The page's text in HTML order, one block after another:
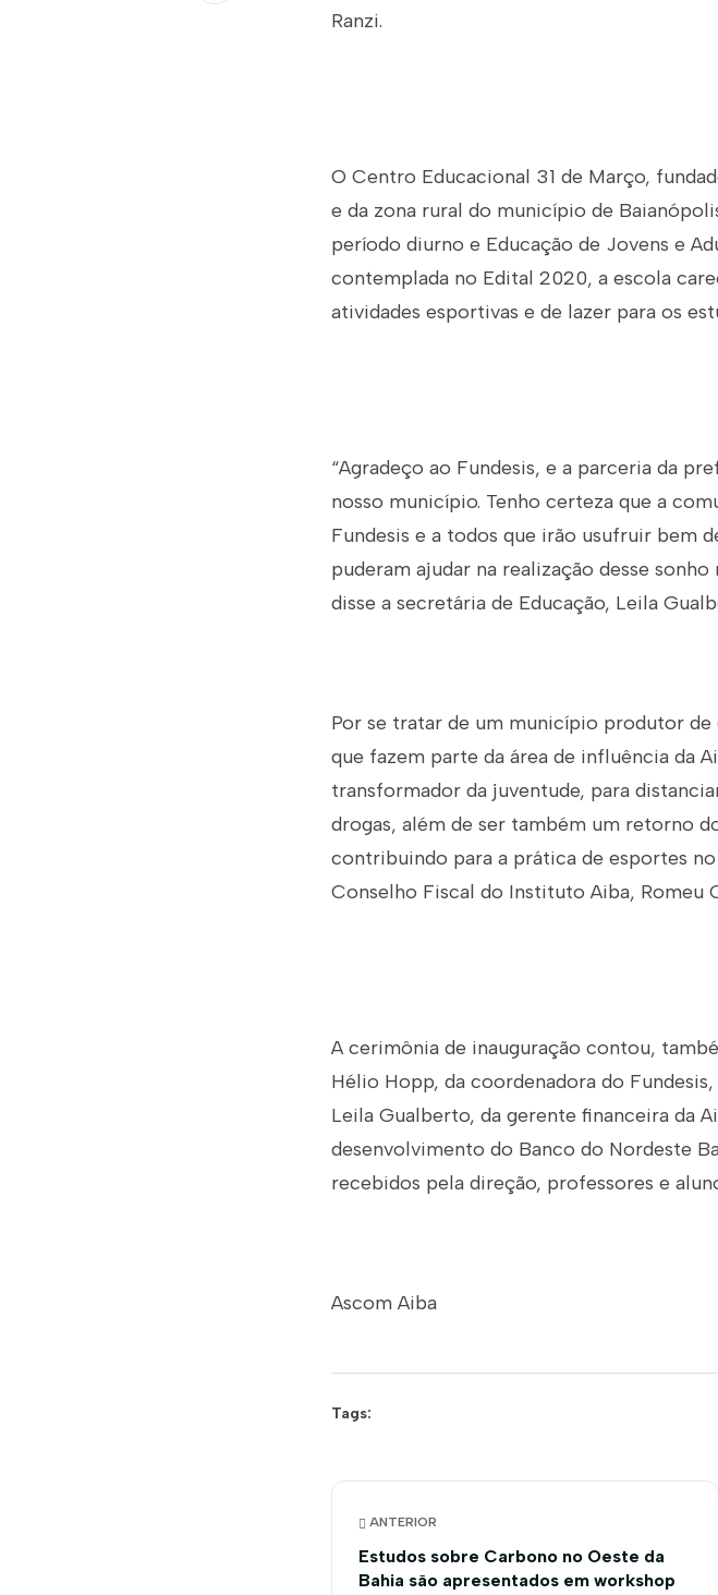
Ranzi.
O Centro Educacional 31 de Março,
e da zona rural do município de
período diurno e Educação de Jovens e
contemplada no Edital 2020, a escola
atividades esportivas e de lazer para os
“Agradeço ao Fundesis, e a parceria da
nosso município. Tenho certeza que a
Fundesis e a todos que irão usufruir bem
puderam ajudar na realização desse
disse a secretária de Educação, Leila
Por se tratar de um município produtor
que fazem parte da área de influência da
transformador da juventude, para
drogas, além de ser também um retorno
contribuindo para a prática de esportes
Conselho Fiscal do Instituto Aiba, Romeu
A cerimônia de inauguração contou,
Hélio Hopp, da coordenadora do
Leila Gualberto, da gerente financeira da
desenvolvimento do Banco do Nordeste
recebidos pela direção, professores e
Ascom Aiba
Tags:
ANTERIOR
Estudos sobre Carbono no Oeste da
Bahia são apresentados em workshop